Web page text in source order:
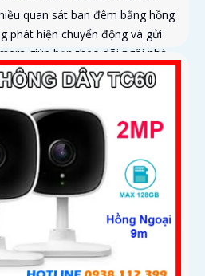
quan sát ban đêm bằng hồng
phát hiện chuyển động và gửi
giúp bạn theo dõi ngôi nhà